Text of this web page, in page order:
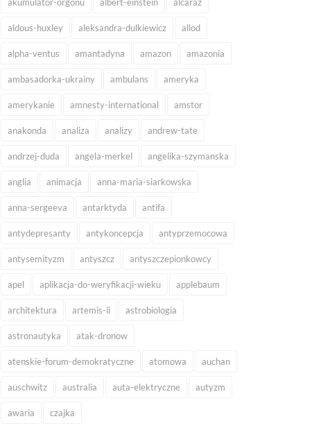
aldous-huxley aleksandra-dulkiewicz allod
alpha-ventus amantadyna amazon amazonia
ambasadorka-ukrainy ambulans ameryka
amerykanie amnesty-international amstor
anakonda analiza analizy andrew-tate
andrzej-duda angela-merkel angelika-szymanska
anglia animacja anna-maria-siarkowska
anna-sergeeva antarktyda antifa
antydepresanty antykoncepcja antyprzemocowa
antysemityzm antyszcz antyszczepionkowcy
apel aplikacja-do-weryfikacji-wieku applebaum
architektura artemis-ii astrobiologia
astronautyka atak-dronow
atenskie-forum-demokratyczne atomowa auchan
auschwitz australia auta-elektryczne autyzm
awaria czajka